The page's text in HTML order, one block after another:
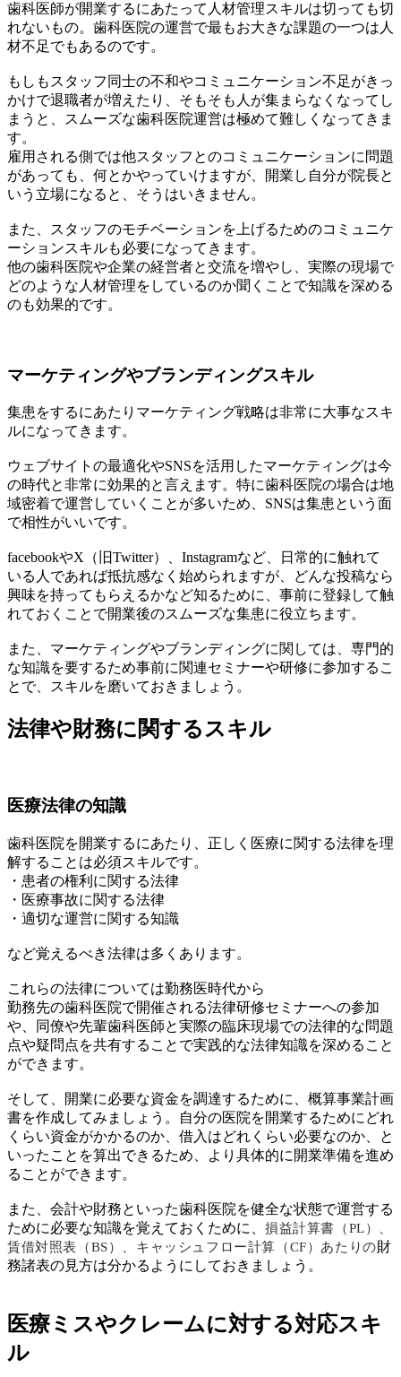
歯科医師が開業するにあたって人材管理スキルは切っても切
れないもの。歯科医院の運営で最もお大きな課題の一つは人
材不足でもあるのです。
もしもスタッフ同士の不和やコミュニケーション不足がきっ
かけで退職者が増えたり、そもそも人が集まらなくなってし
まうと、スムーズな歯科医院運営は極めて難しくなってきま
す。
雇用される側では他スタッフとのコミュニケーションに問題
があっても、何とかやっていけますが、開業し自分が院長と
いう立場になると、そうはいきません。
また、スタッフのモチベーションを上げるためのコミュニケ
ーションスキルも必要になってきます。
他の歯科医院や企業の経営者と交流を増やし、実際の現場で
どのような人材管理をしているのか聞くことで知識を深める
のも効果的です。
マーケティングやブランディングスキル
集患をするにあたりマーケティング戦略は非常に大事なスキ
ルになってきます。
ウェブサイトの最適化やSNSを活用したマーケティングは今
の時代と非常に効果的と言えます。特に歯科医院の場合は地
域密着で運営していくことが多いため、SNSは集患という面
で相性がいいです。
facebookやX（旧Twitter）、Instagramなど、日常的に触れて
いる人であれば抵抗感なく始められますが、どんな投稿なら
興味を持ってもらえるかなど知るために、事前に登録して触
れておくことで開業後のスムーズな集患に役立ちます。
また、マーケティングやブランディングに関しては、専門的
な知識を要するため事前に関連セミナーや研修に参加するこ
とで、スキルを磨いておきましょう。
法律や財務に関するスキル
医療法律の知識
歯科医院を開業するにあたり、正しく医療に関する法律を理
解することは必須スキルです。
・患者の権利に関する法律
・医療事故に関する法律
・適切な運営に関する知識
など覚えるべき法律は多くあります。
これらの法律については勤務医時代から
勤務先の歯科医院で開催される法律研修セミナーへの参加
や、同僚や先輩歯科医師と実際の臨床現場での法律的な問題
点や疑問点を共有することで実践的な法律知識を深めること
ができます。
そして、開業に必要な資金を調達するために、概算事業計画
書を作成してみましょう。自分の医院を開業するためにどれ
くらい資金がかかるのか、借入はどれくらい必要なのか、と
いったことを算出できるため、より具体的に開業準備を進め
ることができます。
また、会計や財務といった歯科医院を健全な状態で運営する
ために必要な知識を覚えておくために、 損益計算書（PL）、
賃借対照表（BS）、キャッシュフロー計算（CF）あたりの財
務諸表の見方は分かるようにしておきましょう。
医療ミスやクレームに対する対応スキ
ル